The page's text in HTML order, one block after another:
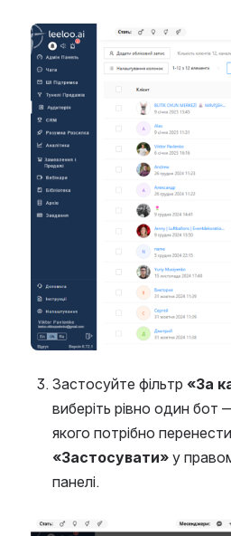
Open
Застосуйте фільтр «За
виберіть рівно один бот
«Застосувати» у
панелі.
Open